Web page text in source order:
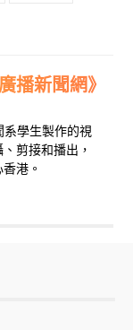
播新聞網》
系學生製作的視
剪接和播出，
港。